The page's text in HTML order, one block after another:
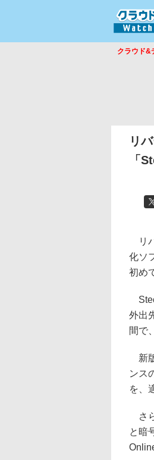
クラウド&
リ
「
リ
化ソ
初め
外出
間で
新
ンス
を、
さ
と暗